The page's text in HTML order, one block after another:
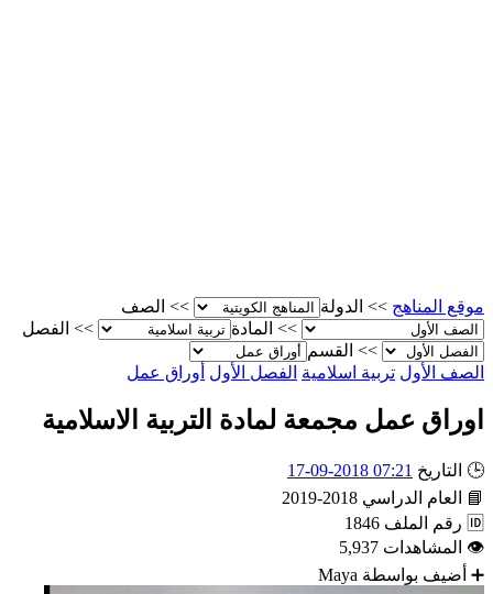
موقع المناهج >> الدولة >>
الصف
>>
المادة >>
الفصل
>>
القسم
الصف الأول تربية اسلامية الفصل الأول أوراق عمل
اوراق عمل مجمعة لمادة التربية الاسلامية
🕒 التاريخ 07:21 2018-09-17
📘
العام الدراسي 2018-2019
🆔 رقم الملف 1846
👁
المشاهدات 5,937
➕
أضيف بواسطة Maya